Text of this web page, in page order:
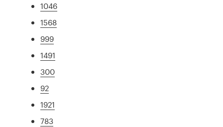
1046
1568
999
1491
300
92
1921
783